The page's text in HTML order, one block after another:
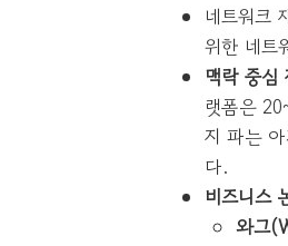
네트워크
위한 네트
맥락 중심
랫폼은
지 파는
다.
비즈니스
와그